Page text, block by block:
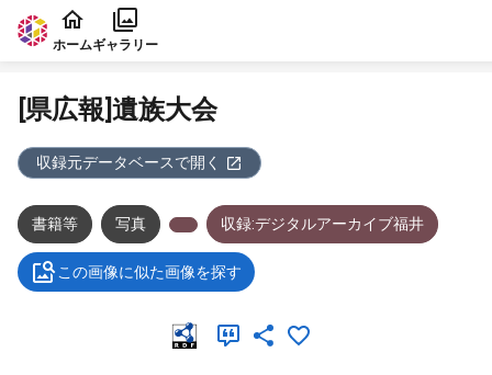
本文に飛ぶ
ホームギャラリー
[県広報]遺族大会
収録元データベースで開く
書籍等 写真 収録:デジタルアーカイブ福井
この画像に似た画像を探す